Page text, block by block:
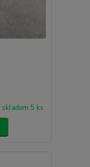
skladom 5 ks